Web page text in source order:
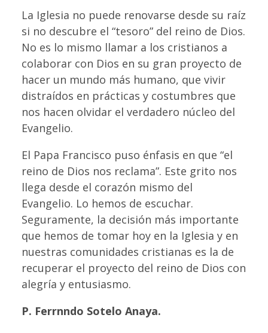
La Iglesia no puede renovarse desde su raíz
si no descubre el “tesoro” del reino de Dios.
No es lo mismo llamar a los cristianos a
colaborar con Dios en su gran proyecto de
hacer un mundo más humano, que vivir
distraídos en prácticas y costumbres que
nos hacen olvidar el verdadero núcleo del
Evangelio.
El Papa Francisco puso énfasis en que “el
reino de Dios nos reclama”. Este grito nos
llega desde el corazón mismo del
Evangelio. Lo hemos de escuchar.
Seguramente, la decisión más importante
que hemos de tomar hoy en la Iglesia y en
nuestras comunidades cristianas es la de
recuperar el proyecto del reino de Dios con
alegría y entusiasmo.
P. Ferrnndo Sotelo Anaya.